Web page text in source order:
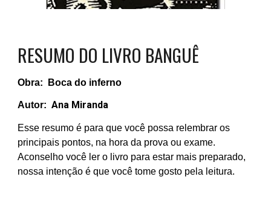
RESUMO DO LIVRO BANGUÊ
Obra: Boca do inferno
Autor:Ana Miranda
Esse resumo é para que você possa relembrar os
principais pontos, na hora da prova ou exame.
Aconselho você ler o livro para estar mais preparado,
nossa intenção é que você tome gosto pela leitura.